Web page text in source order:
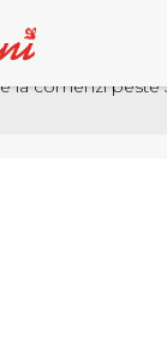
la comenzi peste